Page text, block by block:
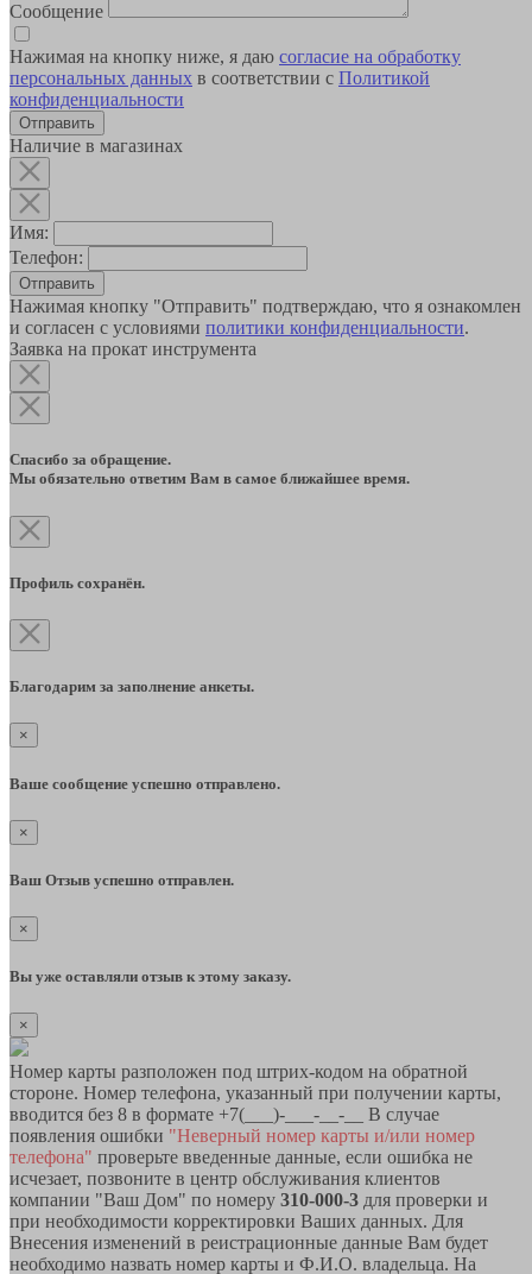
Сообщение
Нажимая на кнопку ниже, я даю согласие на обработку
персональных данных в соответствии с Политикой
конфиденциальности
Наличие в магазинах
Имя:
Телефон:
Отправить
Нажимая кнопку "Отправить" подтверждаю, что я ознакомлен
и согласен с условиями политики конфиденциальности.
Заявка на прокат инструмента
Спасибо за обращение.
Мы обязательно ответим Вам в самое ближайшее время.
Профиль сохранён.
Благодарим за заполнение анкеты.
×
Ваше сообщение успешно отправлено.
×
Ваш Отзыв успешно отправлен.
×
Вы уже оставляли отзыв к этому заказу.
×
Номер карты разположен под штрих-кодом на обратной
стороне. Номер телефона, указанный при получении карты,
вводится без 8 в формате +7(___)-___-__-__ В случае
появления ошибки "Неверный номер карты и/или номер
телефона" проверьте введенные данные, если ошибка не
исчезает, позвоните в центр обслуживания клиентов
компании "Ваш Дом" по номеру 310-000-3 для проверки и
при необходимости корректировки Ваших данных. Для
Внесения изменений в реистрационные данные Вам будет
необходимо назвать номер карты и Ф.И.О. владельца. На